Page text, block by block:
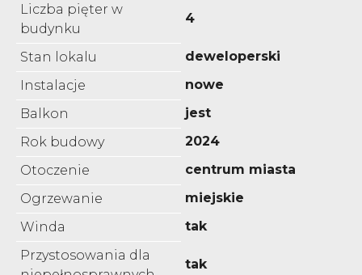
Liczba pięter w
budynku
4
Stan lokalu
deweloperski
Instalacje
nowe
Balkon
jest
Rok budowy
2024
Otoczenie
centrum miasta
Ogrzewanie
miejskie
Winda
tak
Przystosowania dla
tak